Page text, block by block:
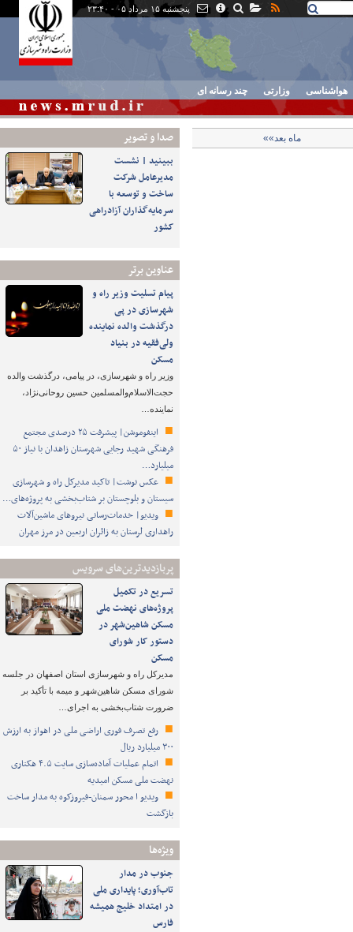
پنجشنبه ۱۵ مرداد ۰۵ - ۲۳:۴۰
هواشناسی وزارتی چند رسانه ای
صدا و تصوير
ببینید | نشست
مدیرعامل شرکت
ساخت و توسعه با
سرمایه‌گذاران آزادراهی
کشور
عناوین برتر
پیام تسلیت وزیر راه و
شهرسازی در پی
درگذشت والده نماینده
ولی‌فقیه در بنیاد
مسکن
وزیر راه و شهرسازی، در پیامی، درگذشت والده
حجت‌الاسلام‌والمسلمین حسین روحانی‌نژاد،
نماینده…
اینفوموشن| پیشرفت ۲۵ درصدی مجتمع
فرهنگی شهید رجایی شهرستان زاهدان با نیاز ۵۰
میلیارد…
عکس نوشت| تاکید مدیرکل راه و شهرسازی
سیستان و بلوچستان بر شتاب‌بخشی به پروژه‌های…
ویدیو| خدمات‌رسانی نیروهای ماشین‌آلات
راهداری لرستان به زائران اربعین در مرز مهران
پربازدیدترین‌های سرویس
تسریع در تکمیل
پروژه‌های نهضت ملی
مسکن شاهین‌شهر در
دستور کار شورای
مسکن
مدیرکل راه و شهرسازی استان اصفهان در جلسه
شورای مسکن شاهین‌شهر و میمه با تأکید بر
ضرورت شتاب‌بخشی به اجرای…
رفع تصرف فوری اراضی ملی در اهواز به ارزش
۳۰۰ میلیارد ریال
اتمام عملیات آماده‌سازی سایت ۴.۵ هکتاری
نهضت ملی مسکن امیدیه
ویدیو ا محور سمنان-فیروزکوه به مدار ساخت
بازگشت
ویژه‌ها
جنوب در مدار
تاب‌آوری؛ پایداری ملی
در امتداد خلیج همیشه
فارس
ماه بعد»»